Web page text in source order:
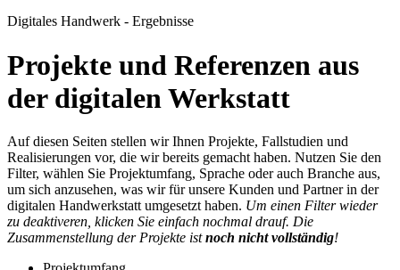
Digitales Handwerk - Ergebnisse
Projekte und Referenzen aus
der digitalen Werkstatt
Auf diesen Seiten stellen wir Ihnen Projekte, Fallstudien und
Realisierungen vor, die wir bereits gemacht haben. Nutzen Sie den
Filter, wählen Sie Projektumfang, Sprache oder auch Branche aus,
um sich anzusehen, was wir für unsere Kunden und Partner in der
digitalen Handwerkstatt umgesetzt haben. Um einen Filter wieder
zu deaktiveren, klicken Sie einfach nochmal drauf. Die
Zusammenstellung der Projekte istnoch nicht vollständig!